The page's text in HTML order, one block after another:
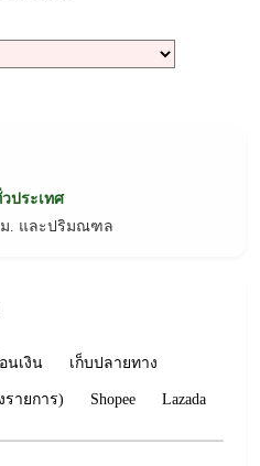
ประเทศ
ม. และปริมณฑล
นเงิน เก็บปลายทาง
รายการ) Shopee Lazada